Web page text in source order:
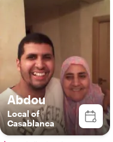
Abdou
Local of
Casablanca